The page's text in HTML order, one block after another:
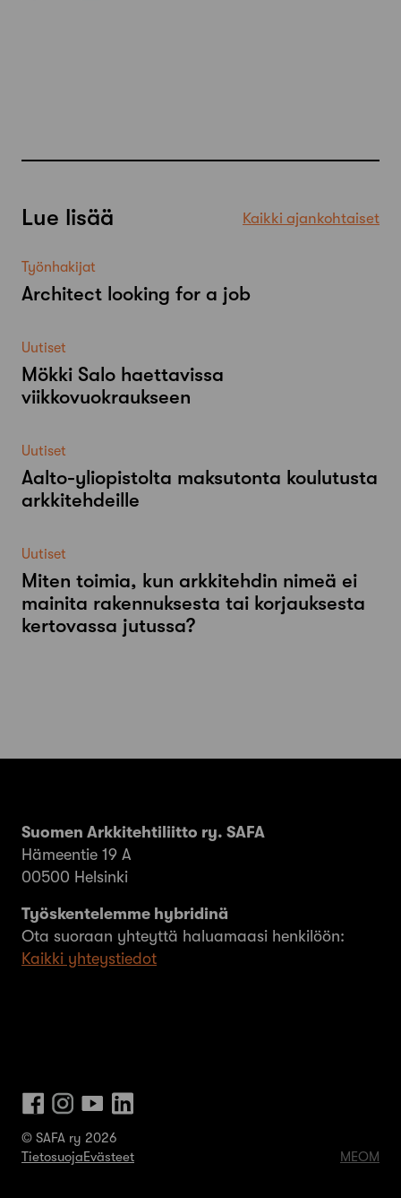
Lue lisää Kaikki ajankohtaiset
Työnhakijat
Architect looking for a job
Uutiset
Mökki Salo haettavissa
viikkovuokraukseen
Uutiset
Aalto-​yliopistolta maksutonta koulutusta
arkkitehdeille
Uutiset
Miten toimia, kun arkkitehdin nimeä ei
mainita rakennuksesta tai korjauksesta
kertovassa jutussa?
Suomen Arkkitehtiliitto ry. SAFA
Hämeentie 19 A
00500 Helsinki
Työskentelemme hybridinä
Ota suoraan yhteyttä haluamaasi henkilöön:
Kaikki yhteystiedot
© SAFA ry 2026
TietosuojaEvästeet MEOM